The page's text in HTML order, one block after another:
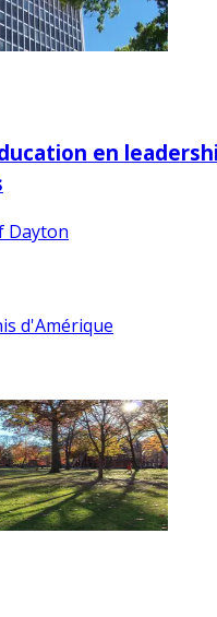
en
Dayton
d'Amérique